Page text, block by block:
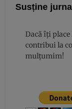
Susține
Dacă îți
contribui la
mulțumim!